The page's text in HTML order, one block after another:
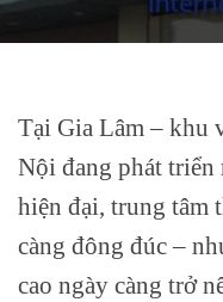
Tại Gia Lâm – khu
Nội đang phát
hiện đại, trung tâm
càng đông đúc –
cao ngày càng trở